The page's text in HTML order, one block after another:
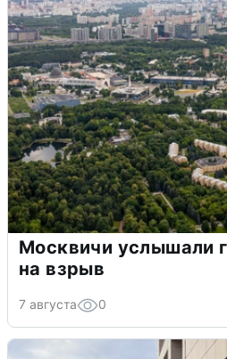
Москвичи услышали
на взрыв
7 августа 0